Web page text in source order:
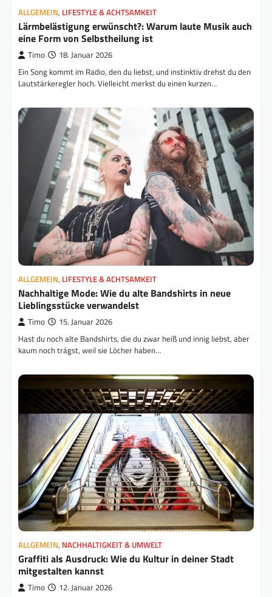
ALLGEMEIN, LIFESTYLE & ACHTSAMKEIT
Lärmbelästigung erwünscht?: Warum laute Musik auch
eine Form von Selbstheilung ist
Timo 18. Januar 2026
Ein Song kommt im Radio, den du liebst, und instinktiv drehst du den
Lautstärkeregler hoch. Vielleicht merkst du einen kurzen…
ALLGEMEIN, LIFESTYLE & ACHTSAMKEIT
Nachhaltige Mode: Wie du alte Bandshirts in neue
Lieblingsstücke verwandelst
Timo 15. Januar 2026
Hast du noch alte Bandshirts, die du zwar heiß und innig liebst, aber
kaum noch trägst, weil sie Löcher haben…
ALLGEMEIN, NACHHALTIGKEIT & UMWELT
Graffiti als Ausdruck: Wie du Kultur in deiner Stadt
mitgestalten kannst
Timo 12. Januar 2026